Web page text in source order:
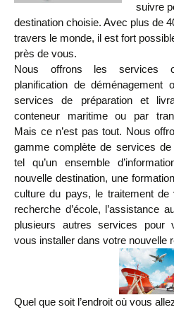
suivre
destination choisie. Avec plus de
travers le monde, il est fort
près de vous.
Nous offrons les services
planification de déménagement
services de préparation et
conteneur maritime ou par
Mais ce n’est pas tout. Nous
gamme complète de services de
tel qu’un ensemble
nouvelle destination, une
culture du pays, le traitement de
recherche d’école, l’assistance
plusieurs autres services pour
vous installer dans votre nouvelle
Quel que soit l’endroit où vous